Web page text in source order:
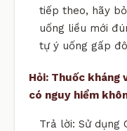
tiếp theo, hãy
uống liều mới
tự ý uống gấp
Hỏi: Thuốc
có nguy hiểm
Trả lời: Sử dụng